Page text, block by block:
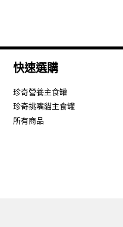
快速選購
珍奇營養主食罐
珍奇挑嘴貓主食罐
所有商品